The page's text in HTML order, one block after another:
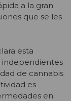
a la gran
que se les
esta
independientes
de cannabis
es
en